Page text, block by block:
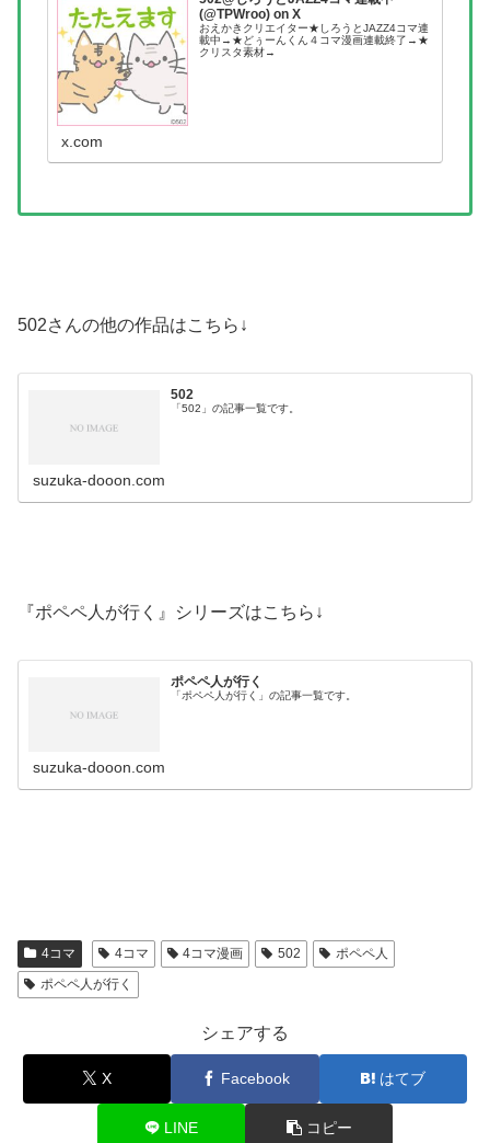
(@TPWroo) on X
おえかきクリエイター★しろうとJAZZ4コマ連
載中→★どぅーんくん４コマ漫画連載終了→★
クリスタ素材→
x.com
502さんの他の作品はこちら↓
502
「502」の記事一覧です。
suzuka-dooon.com
『ポペペ人が行く』シリーズはこちら↓
ポペペ人が行く
「ポペペ人が行く」の記事一覧です。
suzuka-dooon.com
4コマ 4コマ 4コマ漫画 502
ポペペ人
ポペペ人が行く
シェアする
X Facebook はてブ
LINE コピー